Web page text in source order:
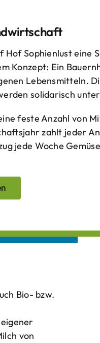
Hof Sophienlust eine
Konzept: Ein
Lebens­mitteln.
solidarisch
feste Anzahl von
zahlt jeder
jede Woche
Bio- bzw.
von